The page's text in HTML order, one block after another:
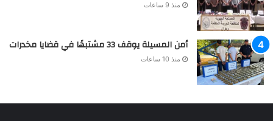
منذ 9 ساعات
أمن المسيلة يوقف 33 مشتبهًا في قضايا مخدرات
منذ 10 ساعات